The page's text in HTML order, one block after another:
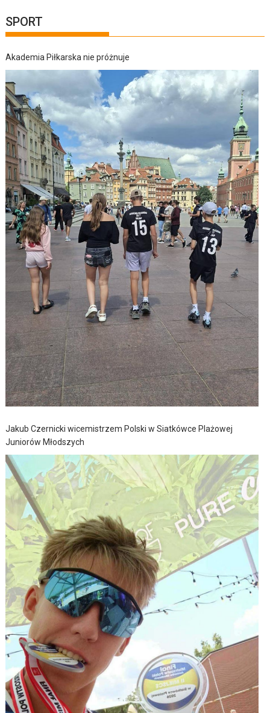
SPORT
Akademia Piłkarska nie próżnuje
Jakub Czernicki wicemistrzem Polski w Siatkówce Plażowej
Juniorów Młodszych